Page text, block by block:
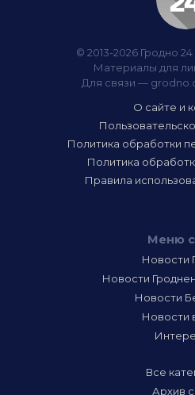
© 2013-2026 Гродно
Материалы для
Для связи —
О сайте и
Политика обработки
Политика
Правила
Меню
Новости
Новости
Новости
Новости
Все
Архив